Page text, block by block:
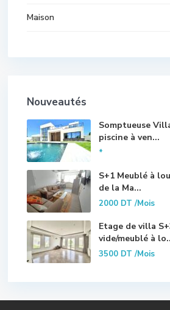
Maison
Nouveautés
Somptueuse
piscine à ven...
*
S+1 Meublé à
de la Ma...
2000 DT/Mois
Etage de villa
vide/meublé à
3500 DT/Mois